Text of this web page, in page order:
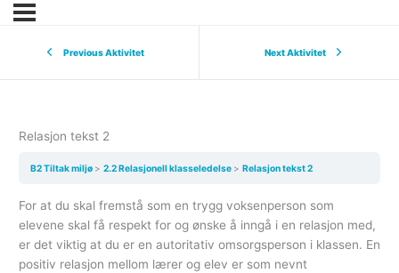
Previous Aktivitet Next Aktivitet
Relasjon tekst 2
B2 Tiltak miljø 2.2 Relasjonell klasseledelse Relasjon tekst 2
For at du skal fremstå som en trygg voksenperson som
elevene skal få respekt for og ønske å inngå i en relasjon med,
er det viktig at du er en autoritativ omsorgsperson i klassen. En
positiv relasjon mellom lærer og elev er som nevnt